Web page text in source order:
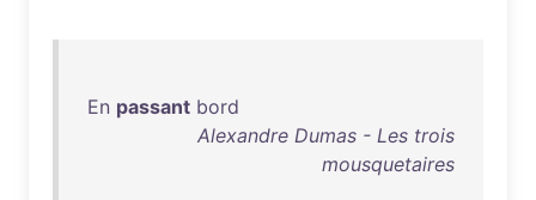
En passant bord
Alexandre Dumas - Les trois
mousquetaires